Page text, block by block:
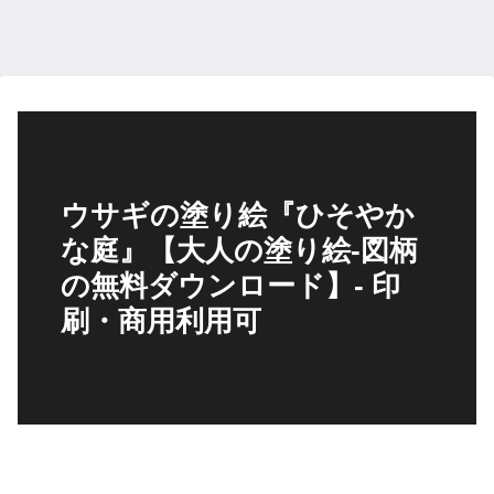
ウサギの塗り絵『ひそやか
な庭』【大人の塗り絵-図柄
の無料ダウンロード】- 印
刷・商用利用可